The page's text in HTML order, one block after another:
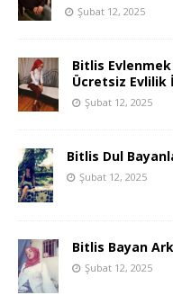
Şubat 12, 2025
Bitlis
Ücretsiz Evlilik
Şubat 12, 2025
Bitlis Dul
Şubat 12, 2025
Bitlis Bayan
Şubat 12, 2025